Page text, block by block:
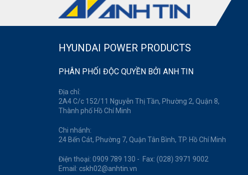
HYUNDAI POWER PRODUCTS
PHÂN PHỐI ĐỘC QUYỀN BỞI ANH TIN
Địa chỉ:
2A4 C/c 152/11 Nguyễn Thị Tần, Phường 2, Quận 8,
Thành phố Hồ Chí Minh
Chi nhánh:
24 Bến Cát, Phường 7, Quận Tân Bình, TP. Hồ Chí Minh
Điện thoại: 0909 789 130 - Fax: (028) 3971 9002
Email: cskh02@anhtin.vn